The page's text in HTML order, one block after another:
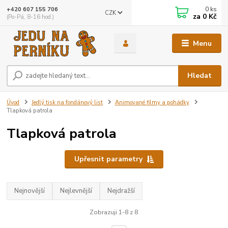
Menu
CZK
Hledat
+420 607 155 706
(Po-Pá, 8-16 hod.)
0 ks
za 0 Kč
Úvod Jedlý tisk na fondánový list
Animované filmy a pohádky
Tlapková patrola
Tlapková patrola
Upřesnit parametry
Nejnovější Nejlevnější Nejdražší
Zobrazuji 1-8 z 8